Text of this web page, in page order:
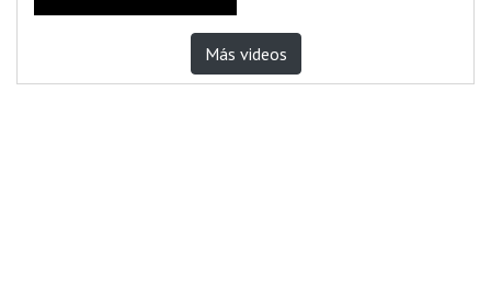
Más videos